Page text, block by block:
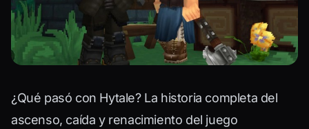
¿Qué pasó con Hytale? La historia completa del
ascenso, caída y renacimiento del juego